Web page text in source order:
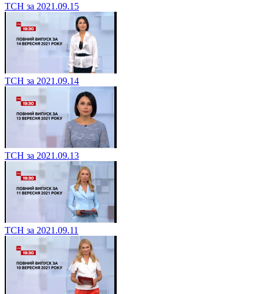
ТСН за 2021.09.15
ТСН за 2021.09.14
ТСН за 2021.09.13
ТСН за 2021.09.11